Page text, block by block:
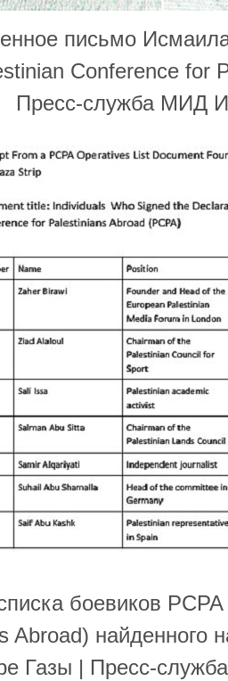
письмо
Conference for
Пресс-служба МИД
боевиков
Abroad)
Газы | Пресс-